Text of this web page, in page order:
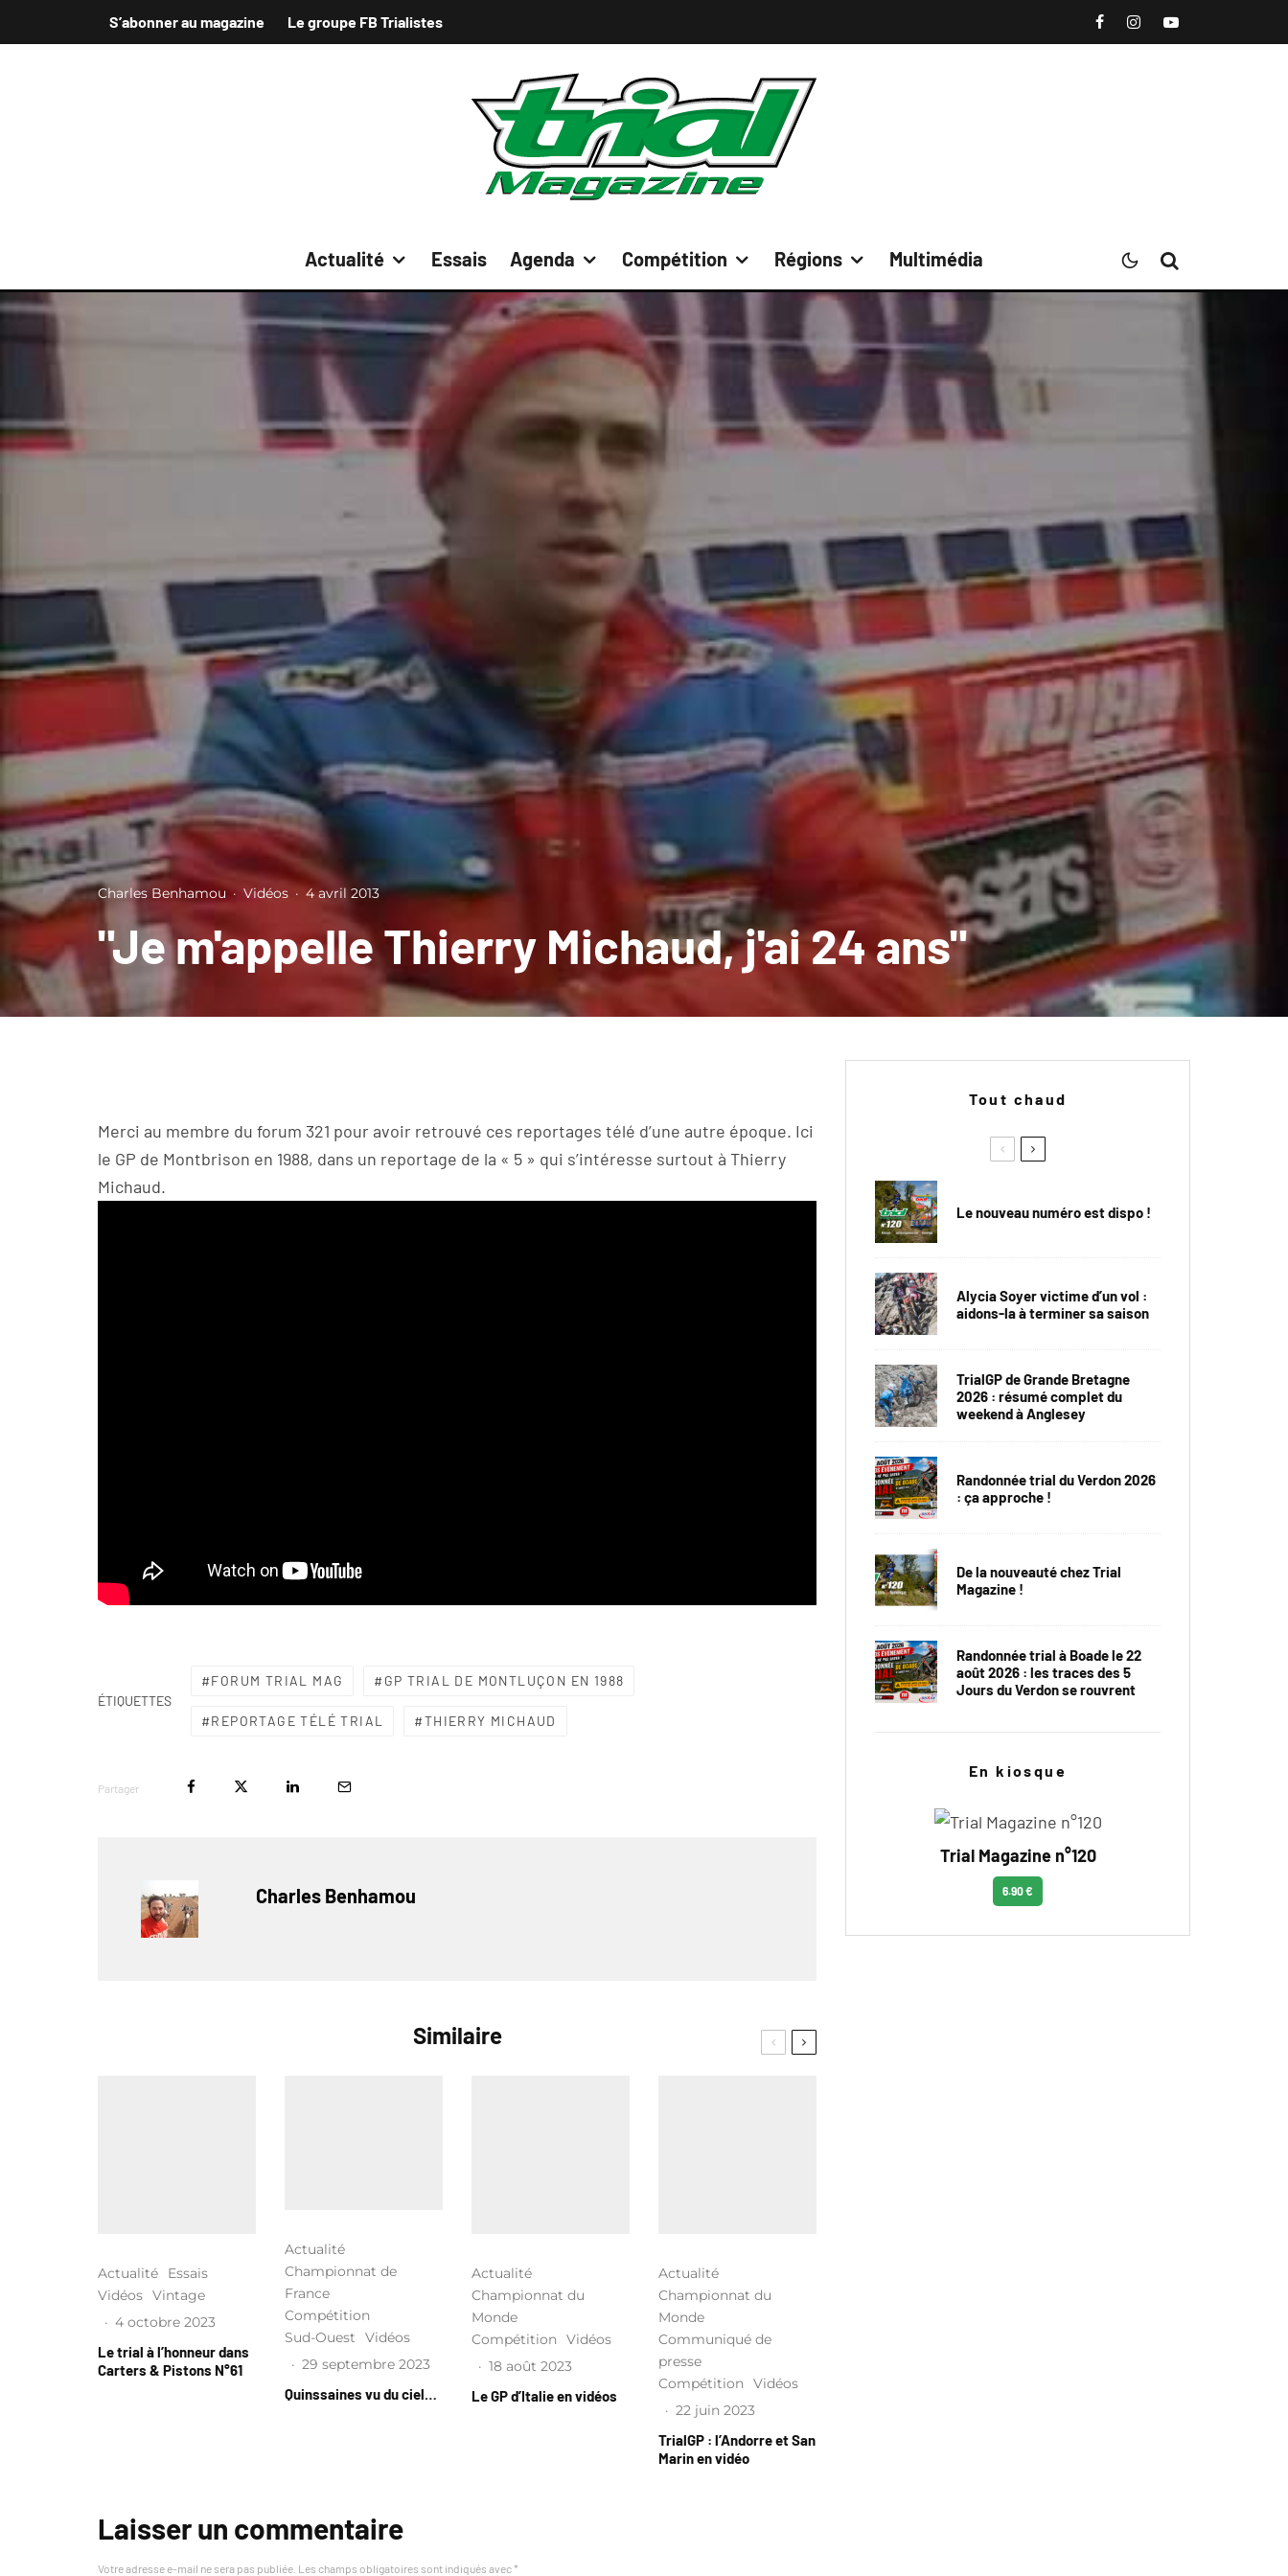
S’abonner au magazine Le groupe FB Trialistes
Actualité Essais Agenda Compétition Régions Multimédia
Charles Benhamou · Vidéos · 4 avril 2013
"Je m'appelle Thierry Michaud, j'ai 24 ans"
Merci au membre du forum 321 pour avoir retrouvé ces reportages télé d’une autre époque. Ici
le GP de Montbrison en 1988, dans un reportage de la « 5 » qui s’intéresse surtout à Thierry
Michaud.
ÉTIQUETTES
FORUM TRIAL MAG GP TRIAL DE MONTLUÇON EN 1988
REPORTAGE TÉLÉ TRIAL THIERRY MICHAUD
Partager
Charles Benhamou
Similaire
Actualité
Essais
Vidéos Vintage
· 4 octobre 2023
Le trial à l’honneur dans
Carters & Pistons N°61
Actualité
Championnat de
France
Compétition
Sud-Ouest
Vidéos
· 29 septembre 2023
Quinssaines vu du ciel…
Actualité
Championnat du
Monde
Compétition
Vidéos
· 18 août 2023
Le GP d’Italie en vidéos
Actualité
Championnat du
Monde
Communiqué de
presse
Compétition
Vidéos
· 22 juin 2023
TrialGP : l’Andorre et San
Marin en vidéo
Laisser un commentaire
Votre adresse e-mail ne sera pas publiée. Les champs obligatoires sont indiqués avec *
Tout chaud
Le nouveau numéro est dispo !
Alycia Soyer victime d’un vol :
aidons-la à terminer sa saison
TrialGP de Grande Bretagne
2026 : résumé complet du
weekend à Anglesey
Randonnée trial du Verdon 2026
: ça approche !
De la nouveauté chez Trial
Magazine !
Randonnée trial à Boade le 22
août 2026 : les traces des 5
Jours du Verdon se rouvrent
En kiosque
Trial Magazine n°120
6.90 €